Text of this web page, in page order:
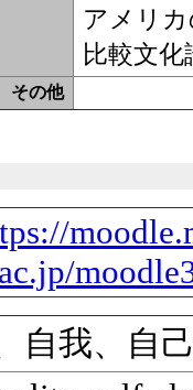
アメリ
比較文化
その他
自我、自